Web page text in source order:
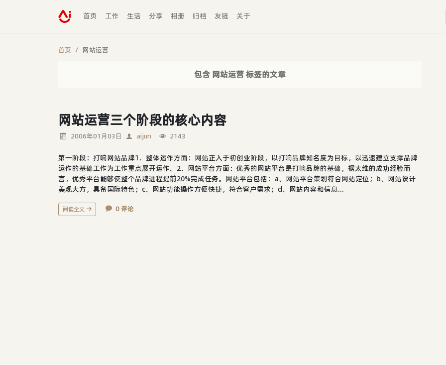
首页 工作 生活 分享 相册 归档 友链 关于
首页 网站运营
包含 网站运营 标签的文章
网站运营三个阶段的核心内容
2006年01月03日 aijun 2143
第一阶段：打响网站品牌1．整体运作方面：网站正入于初创业阶段，以打响品牌知名度为目标，以迅速建立支撑品牌
运作的基础工作为工作重点展开运作。2．网站平台方面：优秀的网站平台是打响品牌的基础，据太维的成功经验而
言，优秀平台能够使整个品牌进程提前20%完成任务。网站平台包括：a、网站平台策划符合网站定位；b、网站设计
美观大方，具备国际特色；c、网站功能操作方便快捷，符合客户需求；d、网站内容和信息...
阅读全文 0 评论